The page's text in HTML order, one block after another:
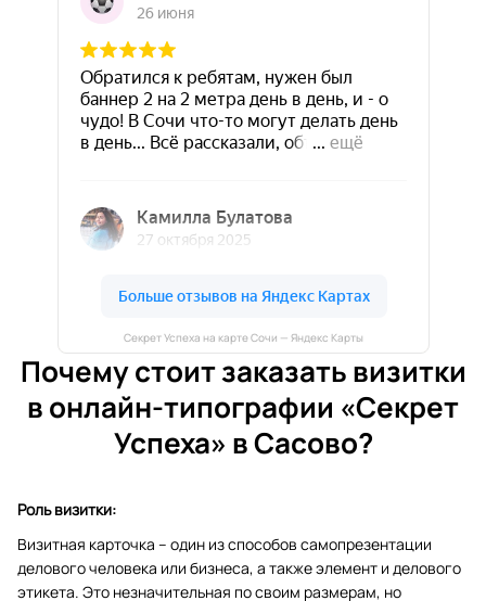
Секрет Успеха на карте Сочи — Яндекс Карты
Почему стоит заказать визитки
в онлайн-типографии «Секрет
Успеха» в Сасово?
Роль визитки:
Визитная карточка – один из способов самопрезентации
делового человека или бизнеса, а также элемент и делового
этикета. Это незначительная по своим размерам, но